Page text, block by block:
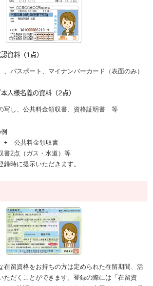
資料（1点）
、パスポート、マイナンバーカード（表面のみ）
人様名義の資料（2点）
写し、公共料金領収書、資格証明書 等
+ 公共料金領収書
書2点（ガス・水道）等
時に提示いただきます。
在留資格をお持ちの方は定められた在留期間、活
ただくことができます。登録の際には「在留資